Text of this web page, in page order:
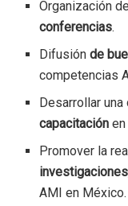
Organización de
conferencias.
Difusiónde
competencias
Desarrollar
capacitación
Promover la
AMI en México.